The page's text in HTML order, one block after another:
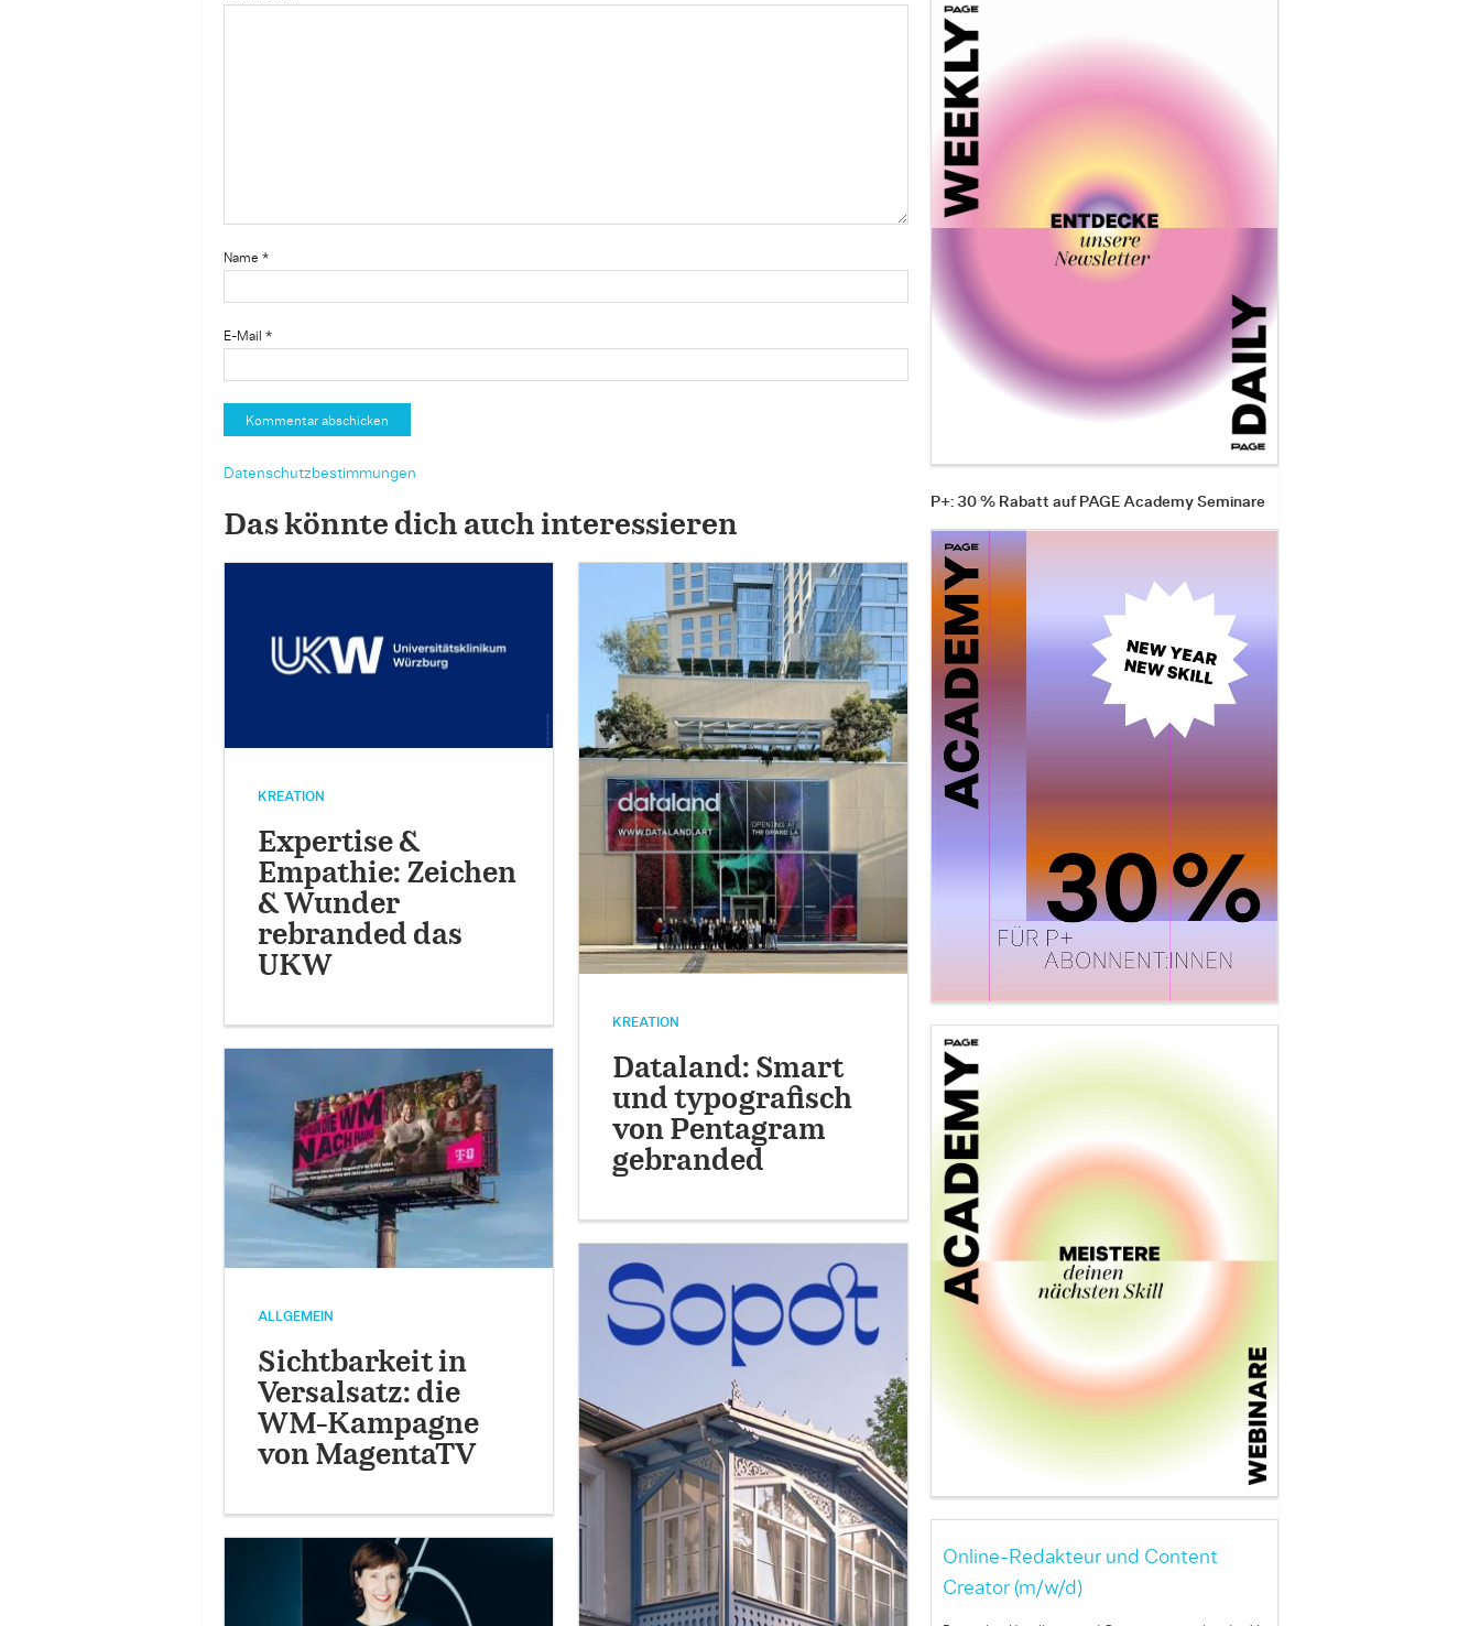
Name *
E-Mail *
Datenschutzbestimmungen
Das könnte dich auch interessieren
KREATION
Expertise &
Empathie: Zeichen
& Wunder
rebranded das
UKW
KREATION
Dataland: Smart
und typografisch
von Pentagram
gebranded
ALLGEMEIN
Sichtbarkeit in
Versalsatz: die
WM-Kampagne
von MagentaTV
P+: 30 % Rabatt auf PAGE Academy Seminare
Online-Redakteur und Content
Creator (m/w/d)